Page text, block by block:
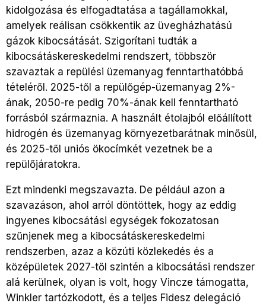
kidolgozása és elfogadtatása a tagállamokkal,
amelyek reálisan csökkentik az üvegházhatású
gázok kibocsátását. Szigorítani tudták a
kibocsátáskereskedelmi rendszert, többször
szavaztak a repülési üzemanyag fenntarthatóbbá
tételéről. 2025-től a repülőgép-üzemanyag 2%-
ának, 2050-re pedig 70%-ának kell fenntartható
forrásból származnia. A használt étolajból előállított
hidrogén és üzemanyag környezetbarátnak minősül,
és 2025-től uniós ökocímkét vezetnek be a
repülőjáratokra.
Ezt mindenki megszavazta. De például azon a
szavazáson, ahol arról döntöttek, hogy az eddig
ingyenes kibocsátási egységek fokozatosan
szűnjenek meg a kibocsátáskereskedelmi
rendszerben, azaz a közúti közlekedés és a
középületek 2027-től szintén a kibocsátási rendszer
alá kerülnek, olyan is volt, hogy Vincze támogatta,
Winkler tartózkodott, és a teljes Fidesz delegáció